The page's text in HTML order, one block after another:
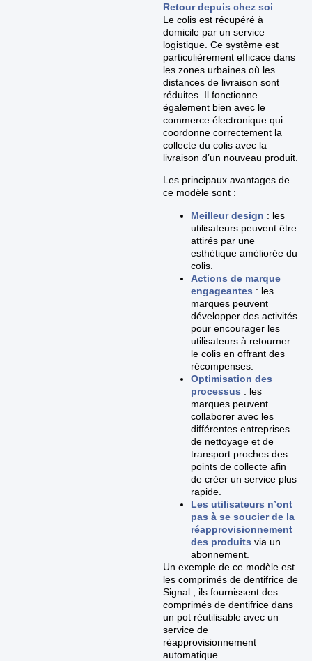
Retour depuis chez soi
Le colis est récupéré à
domicile par un service
logistique. Ce système est
particulièrement efficace dans
les zones urbaines où les
distances de livraison sont
réduites. Il fonctionne
également bien avec le
commerce électronique qui
coordonne correctement la
collecte du colis avec la
livraison d’un nouveau produit.
Les principaux avantages de
ce modèle sont :
Meilleur design : les
utilisateurs peuvent être
attirés par une
esthétique améliorée du
colis.
Actions de marque
engageantes : les
marques peuvent
développer des activités
pour encourager les
utilisateurs à retourner
le colis en offrant des
récompenses.
Optimisation des
processus : les
marques peuvent
collaborer avec les
différentes entreprises
de nettoyage et de
transport proches des
points de collecte afin
de créer un service plus
rapide.
Les utilisateurs n’ont
pas à se soucier de la
réapprovisionnement
des produits via un
abonnement.
Un exemple de ce modèle est
les comprimés de dentifrice de
Signal ; ils fournissent des
comprimés de dentifrice dans
un pot réutilisable avec un
service de
réapprovisionnement
automatique.